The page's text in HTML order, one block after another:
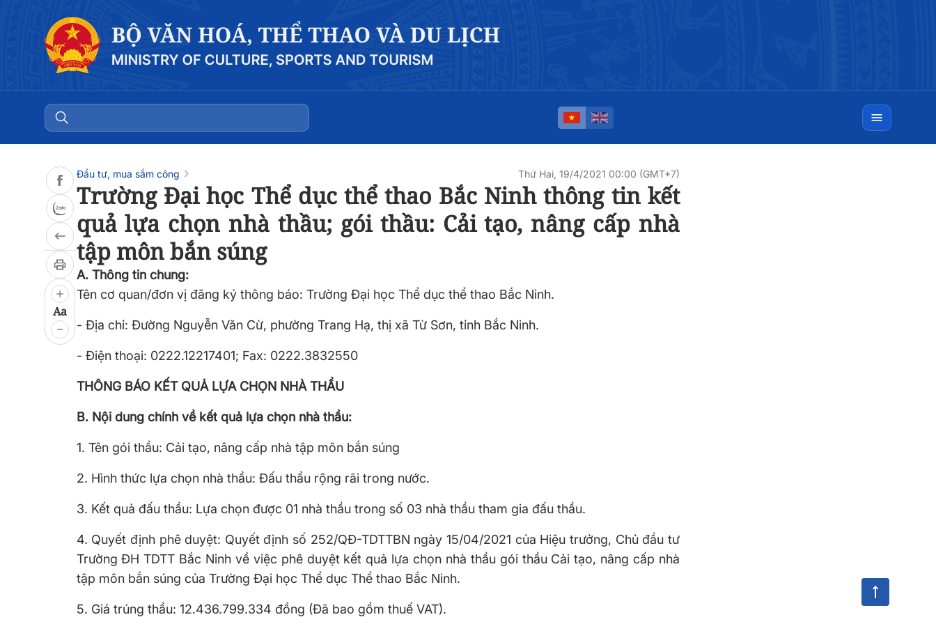
Aa
Đầu tư, mua sắm công Thứ Hai, 19/4/2021 00:00 (GMT+7)
Trường Đại học Thể dục thể thao Bắc Ninh thông tin kết
quả lựa chọn nhà thầu; gói thầu: Cải tạo, nâng cấp nhà
tập môn bắn súng
A. Thông tin chung:
Tên cơ quan/đơn vị đăng ký thông báo: Trường Đại học Thể dục thể thao Bắc Ninh.
- Địa chỉ: Đường Nguyễn Văn Cừ, phường Trang Hạ, thị xã Từ Sơn, tỉnh Bắc Ninh.
- Điện thoại: 0222.12217401; Fax: 0222.3832550
THÔNG BÁO KẾT QUẢ LỰA CHỌN NHÀ THẦU
B. Nội dung chính về kết quả lựa chọn nhà thầu:
1. Tên gói thầu: Cải tạo, nâng cấp nhà tập môn bắn súng
2. Hình thức lựa chọn nhà thầu: Đấu thầu rộng rãi trong nước.
3. Kết quả đấu thầu: Lựa chọn được 01 nhà thầu trong số 03 nhà thầu tham gia đấu thầu.
4. Quyết định phê duyệt: Quyết định số 252/QĐ-TDTTBN ngày 15/04/2021 của Hiệu trưởng, Chủ đầu tư
Trường ĐH TDTT Bắc Ninh về việc phê duyệt kết quả lựa chọn nhà thầu gói thầu Cải tạo, nâng cấp nhà
tập môn bắn súng của Trường Đại học Thể dục Thể thao Bắc Ninh.
5. Giá trúng thầu: 12.436.799.334 đồng (Đã bao gồm thuế VAT).
0:00 0:00